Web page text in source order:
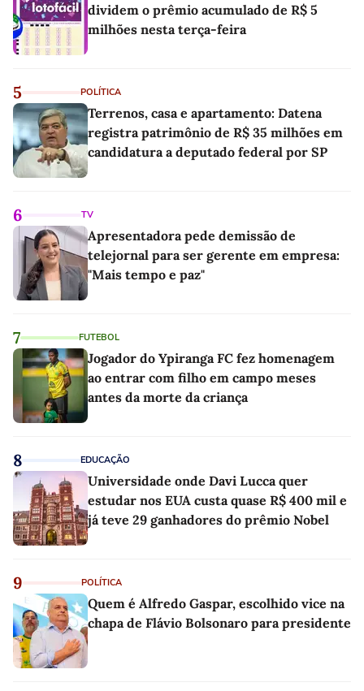
dividem o prêmio acumulado de R$ 5
milhões nesta terça-feira
5 POLÍTICA
Terrenos, casa e apartamento: Datena
registra patrimônio de R$ 35 milhões em
candidatura a deputado federal por SP
6 TV
Apresentadora pede demissão de
telejornal para ser gerente em empresa:
"Mais tempo e paz"
7 FUTEBOL
Jogador do Ypiranga FC fez homenagem
ao entrar com filho em campo meses
antes da morte da criança
8 EDUCAÇÃO
Universidade onde Davi Lucca quer
estudar nos EUA custa quase R$ 400 mil e
já teve 29 ganhadores do prêmio Nobel
9 POLÍTICA
Quem é Alfredo Gaspar, escolhido vice na
chapa de Flávio Bolsonaro para presidente